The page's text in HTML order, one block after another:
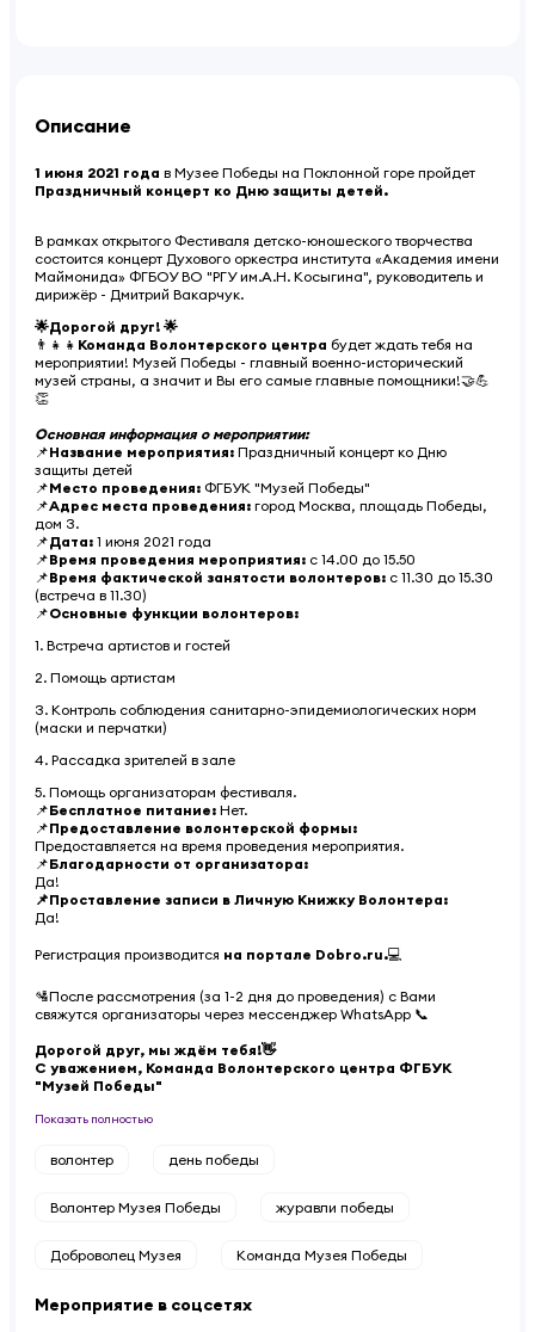
Описание
1 июня 2021 года в Музее Победы на Поклонной горе пройдет
Праздничный концерт ко Дню защиты детей.
В рамках открытого Фестиваля детско-юношеского творчества
состоится концерт Духового оркестра института «Академия имени
Маймонида» ФГБОУ ВО "РГУ им.А.Н. Косыгина", руководитель и
дирижёр - Дмитрий Вакарчук.
🌟Дорогой друг! 🌟
👨‍👧‍👧 Команда Волонтерского центра будет ждать тебя на
мероприятии! Музей Победы - главный военно-исторический
музей страны, а значит и Вы его самые главные помощники!🤝💪
👏
Основная информация о мероприятии:
📌Название мероприятия: Праздничный концерт ко Дню
защиты детей
📌Место проведения: ФГБУК "Музей Победы"
📌Адрес места проведения: город Москва, площадь Победы,
дом 3.
📌Дата: 1 июня 2021 года
📌Время проведения мероприятия: с 14.00 до 15.50
📌Время фактической занятости волонтеров: с 11.30 до 15.30
(встреча в 11.30)
📌Основные функции волонтеров:
1. Встреча артистов и гостей
2. Помощь артистам
3. Контроль соблюдения санитарно-эпидемиологических норм
(маски и перчатки)
4. Рассадка зрителей в зале
5. Помощь организаторам фестиваля.
📌Бесплатное питание: Нет.
📌Предоставление волонтерской формы:
Предоставляется на время проведения мероприятия.
📌Благодарности от организатора:
Да!
📌Проставление записи в Личную Книжку Волонтера:
Да!
Регистрация производится на портале Dobro.ru.💻
🛂После рассмотрения (за 1-2 дня до проведения) с Вами
свяжутся организаторы через мессенджер WhatsApp 📞
Дорогой друг, мы ждём тебя!👋
С уважением, Команда Волонтерского центра ФГБУК
"Музей Победы"
Показать полностью
волонтер день победы
Волонтер Музея Победы журавли победы
Доброволец Музея Команда Музея Победы
Мероприятие в соцсетях